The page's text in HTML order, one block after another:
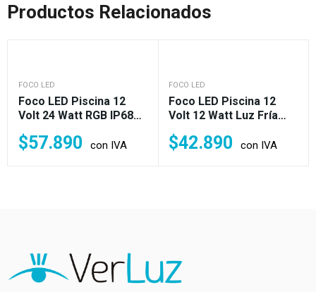
Productos Relacionados
FOCO LED
Foco LED Piscina 12
Volt 24 Watt RGB IP68
$57.890 con IVA
FOCO LED
Foco LED Piscina 12
Volt 12 Watt Luz Fría
$42.890 con IVA